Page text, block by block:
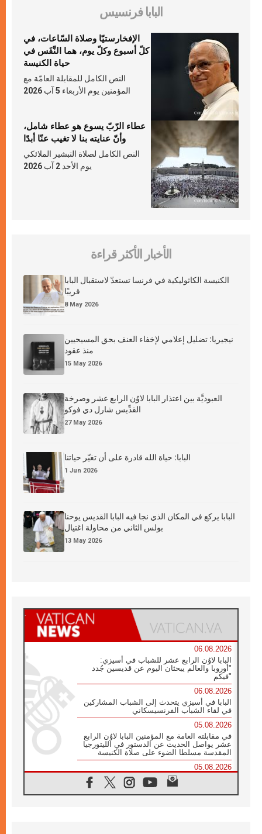
البابا فرنسيس
الإفخارستيّا وصلاة السّاعات، في
كلّ أسبوع وكلّ يوم، هما النَّفَس في
حياة الكنيسة
النص الكامل للمقابلة العامّة مع
المؤمنين يوم الأربعاء 5 آب 2026
عطاء الرّبّ يسوع هو عطاء شامل،
وأنّ عنايته بنا لا تغيب عنّا أبدًا
النص الكامل لصلاة التبشير الملائكي
يوم الأحد 2 آب 2026
الأخبار الأكثر قراءة
الكنيسة الكاثوليكية في فرنسا تستعدّ لاستقبال البابا
قريبًا
8 May 2026
نيجيريا: تضليل إعلامي لإخفاء العنف بحق المسيحيين
منذ عقود
15 May 2026
العبوديَّة بين اعتذار البابا لاوُن الرابع عشر وصرخة
القدِّيس شارل دي فوكو
27 May 2026
البابا: حياة الله قادرة على أن تغيّر حياتنا
1 Jun 2026
البابا يركع في المكان الذي نجا فيه البابا القديس يوحنا
بولس الثاني من محاولة اغتيال
13 May 2026
06.08.2026
البابا لاوُن الرابع عشر للشباب في أسيزي:
"أوروبا والعالم يبحثان اليوم عن قديسين جُدد
فيكم"
06.08.2026
البابا في أسيزي يتحدث إلى الشباب المشاركين
في لقاء الشباب الفرنسيسكاني
05.08.2026
في مقابلته العامة مع المؤمنين البابا لاوُن الرابع
عشر يواصل الحديث عن الدستور في الليتورجيا
المقدسة مسلطا الضوء على صلاة الكنيسة
05.08.2026
البابا لاوُن الرابع عشر يزور في تشرين الثاني